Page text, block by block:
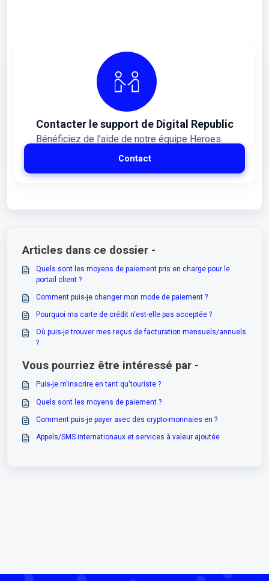
Contacter le support de Digital Republic
Bénéficiez de l'aide de notre équipe Heroes.
Contact
Articles dans ce dossier -
Quels sont les moyens de paiement pris en charge pour le
portail client ?
Comment puis-je changer mon mode de paiement ?
Pourquoi ma carte de crédit n'est-elle pas acceptée ?
Où puis-je trouver mes reçus de facturation mensuels/annuels
?
Vous pourriez être intéressé par -
Puis-je m'inscrire en tant qu'touriste ?
Quels sont les moyens de paiement ?
Comment puis-je payer avec des crypto-monnaies en ?
Appels/SMS internationaux et services à valeur ajoutée